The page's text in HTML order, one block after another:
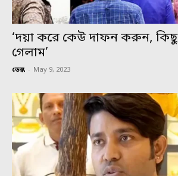
‘দয়া করে কেউ দাফন করুন, কিছু
গেলাম’
ডেস্ক - May 9, 2023